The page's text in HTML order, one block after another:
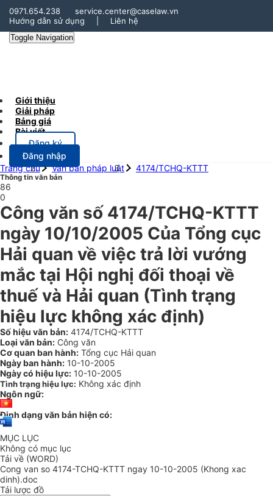
0971.654.238
service.center@caselaw.vn
Hướng dẫn sử dụng
Liên hệ
Toggle Navigation
Giới thiệu
Giải pháp
Bảng giá
Bài viết
Đăng ký
Đăng nhập
Trang chủ
Văn bản pháp luật 4174/TCHQ-KTTT
Thông tin văn bản
86
0
Công văn số 4174/TCHQ-KTTT
ngày 10/10/2005 Của Tổng cục
Hải quan về việc trả lời vướng
mắc tại Hội nghị đối thoại về
thuế và Hải quan (Tình trạng
hiệu lực không xác định)
Số hiệu văn bản: 4174/TCHQ-KTTT
Loại văn bản: Công văn
Cơ quan ban hành: Tổng cục Hải quan
Ngày ban hành: 10-10-2005
Ngày có hiệu lực: 10-10-2005
Tình trạng hiệu lực: Không xác định
Ngôn ngữ:
Định dạng văn bản hiện có:
MỤC LỤC
Không có mục lục
Tải về (WORD)
Cong van so 4174-TCHQ-KTTT ngay 10-10-2005 (Khong xac
dinh).doc
Tải lược đồ